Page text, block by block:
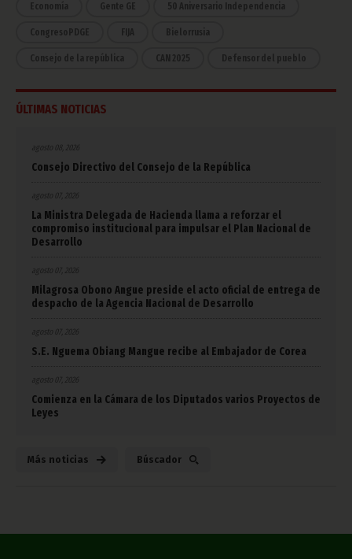
Economía Gente GE 50 Aniversario Independencia
CongresoPDGE FIJA Bielorrusia
Consejo de la república CAN 2025 Defensor del pueblo
ÚLTIMAS NOTICIAS
agosto 08, 2026
Consejo Directivo del Consejo de la República
agosto 07, 2026
La Ministra Delegada de Hacienda llama a reforzar el
compromiso institucional para impulsar el Plan Nacional de
Desarrollo
agosto 07, 2026
Milagrosa Obono Angue preside el acto oficial de entrega de
despacho de la Agencia Nacional de Desarrollo
agosto 07, 2026
S.E. Nguema Obiang Mangue recibe al Embajador de Corea
agosto 07, 2026
Comienza en la Cámara de los Diputados varios Proyectos de
Leyes
Más noticias Búscador